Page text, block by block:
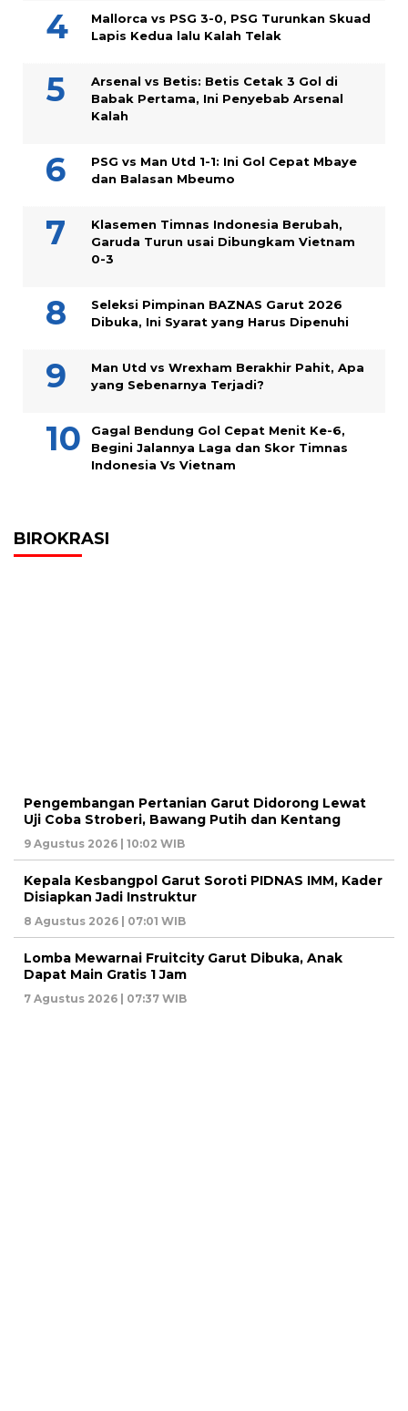
Mallorca vs PSG 3-0, PSG Turunkan Skuad
Lapis Kedua lalu Kalah Telak
Arsenal vs Betis: Betis Cetak 3 Gol di
Babak Pertama, Ini Penyebab Arsenal
Kalah
PSG vs Man Utd 1-1: Ini Gol Cepat Mbaye
dan Balasan Mbeumo
Klasemen Timnas Indonesia Berubah,
Garuda Turun usai Dibungkam Vietnam
0-3
Seleksi Pimpinan BAZNAS Garut 2026
Dibuka, Ini Syarat yang Harus Dipenuhi
Man Utd vs Wrexham Berakhir Pahit, Apa
yang Sebenarnya Terjadi?
Gagal Bendung Gol Cepat Menit Ke-6,
Begini Jalannya Laga dan Skor Timnas
Indonesia Vs Vietnam
BIROKRASI
Pengembangan Pertanian Garut Didorong Lewat
Uji Coba Stroberi, Bawang Putih dan Kentang
9 Agustus 2026 | 10:02 WIB
Kepala Kesbangpol Garut Soroti PIDNAS IMM, Kader
Disiapkan Jadi Instruktur
8 Agustus 2026 | 07:01 WIB
Lomba Mewarnai Fruitcity Garut Dibuka, Anak
Dapat Main Gratis 1 Jam
7 Agustus 2026 | 07:37 WIB